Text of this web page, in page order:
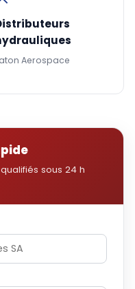
Aerospace
sous 24 h